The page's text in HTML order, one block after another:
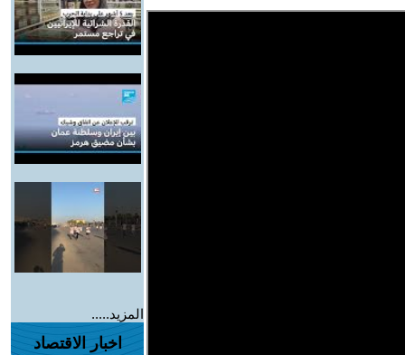
المزيد.....
اخبار الاقتصاد